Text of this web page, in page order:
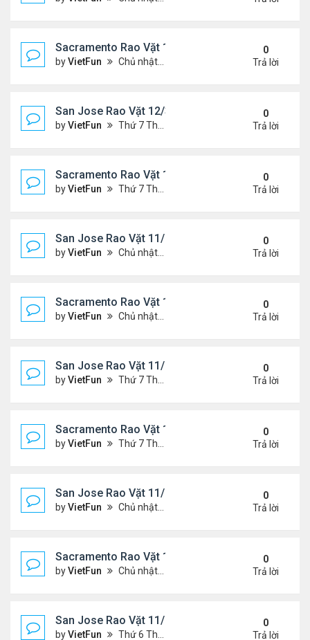
Sacramento Rao Vặt 12/10/21- 12/17/21
byVietFun Chủ nhật Tháng 12 12, 2021 12:54 pm
0
Trả lời
San Jose Rao Vặt 12/3/21- 12/10/21
byVietFun Thứ 7 Tháng 12 04, 2021 7:42 pm
0
Trả lời
Sacramento Rao Vặt 12/3/21- 12/10/21
byVietFun Thứ 7 Tháng 12 04, 2021 7:38 pm
0
Trả lời
San Jose Rao Vặt 11/26/21- 12/3/21
byVietFun Chủ nhật Tháng 11 28, 2021 8:26 pm
0
Trả lời
Sacramento Rao Vặt 11/26/21- 12/3/21
byVietFun Chủ nhật Tháng 11 28, 2021 8:22 pm
0
Trả lời
San Jose Rao Vặt 11/19/21 - 11/26/21
byVietFun Thứ 7 Tháng 11 20, 2021 10:30 am
0
Trả lời
Sacramento Rao Vặt 11/19/21 - 11/26/21
byVietFun Thứ 7 Tháng 11 20, 2021 10:22 am
0
Trả lời
San Jose Rao Vặt 11/12/21- 11/19/21
byVietFun Chủ nhật Tháng 11 14, 2021 8:16 pm
0
Trả lời
Sacramento Rao Vặt 11/12/21- 11/19/21
byVietFun Chủ nhật Tháng 11 14, 2021 8:13 pm
0
Trả lời
San Jose Rao Vặt 11/5/21 - 11/12/21
byVietFun Thứ 6 Tháng 11 05, 2021 11:39 am
0
Trả lời